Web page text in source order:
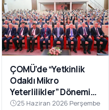
ÇOMÜ’de “Yetkinlik
Odaklı Mikro
Yeterlilikler” Dönemi
Başlıyor
25 Haziran 2026 Perşembe